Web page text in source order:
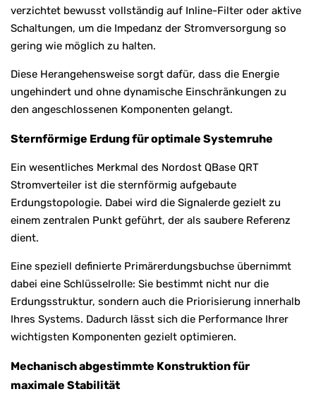
verzichtet bewusst vollständig auf Inline-Filter oder aktive
Schaltungen, um die Impedanz der Stromversorgung so
gering wie möglich zu halten.
Diese Herangehensweise sorgt dafür, dass die Energie
ungehindert und ohne dynamische Einschränkungen zu
den angeschlossenen Komponenten gelangt.
Sternförmige Erdung für optimale Systemruhe
Ein wesentliches Merkmal des Nordost QBase QRT
Stromverteiler ist die sternförmig aufgebaute
Erdungstopologie. Dabei wird die Signalerde gezielt zu
einem zentralen Punkt geführt, der als saubere Referenz
dient.
Eine speziell definierte Primärerdungsbuchse übernimmt
dabei eine Schlüsselrolle: Sie bestimmt nicht nur die
Erdungsstruktur, sondern auch die Priorisierung innerhalb
Ihres Systems. Dadurch lässt sich die Performance Ihrer
wichtigsten Komponenten gezielt optimieren.
Mechanisch abgestimmte Konstruktion für
maximale Stabilität